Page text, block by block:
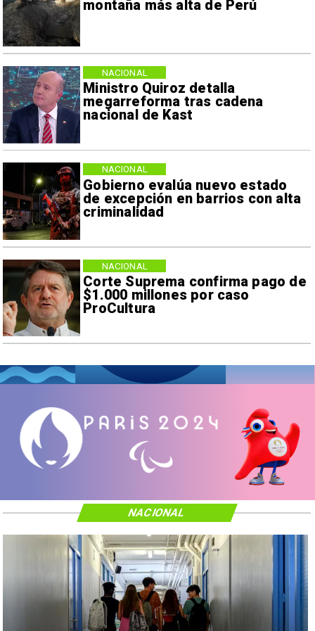
montaña más alta de Perú
Ministro Quiroz detalla
megarreforma tras cadena
nacional de Kast
NACIONAL
Gobierno evalúa nuevo estado
de excepción en barrios con alta
criminalidad
NACIONAL
Corte Suprema confirma pago de
$1.000 millones por caso
ProCultura
NACIONAL
NACIONAL